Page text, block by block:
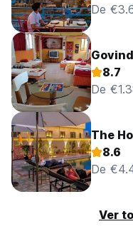
De
8.7
De
The
8.6
De
Ver